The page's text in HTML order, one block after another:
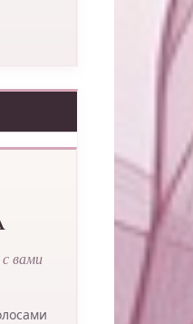
вами